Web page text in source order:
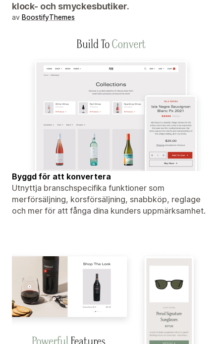
klock- och smyckesbutiker.
av BoostifyThemes
Byggd för att konvertera
Utnyttja branschspecifika funktioner som
merförsäljning, korsförsäljning, snabbköp, reglage
och mer för att fånga dina kunders uppmärksamhet.